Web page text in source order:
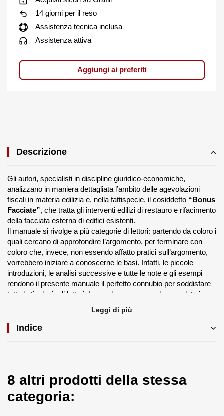
14 giorni per il reso
Assistenza tecnica inclusa
Assistenza attiva
Aggiungi ai preferiti
Descrizione
Gli autori, specialisti in discipline giuridico-economiche,
analizzano in maniera dettagliata l’ambito delle agevolazioni
fiscali in materia edilizia e, nella fattispecie, il cosiddetto “Bonus
Facciate”, che tratta gli interventi edilizi di restauro e rifacimento
della facciata esterna di edifici esistenti.
Il manuale si rivolge a più categorie di lettori: partendo da coloro i
quali cercano di approfondire l’argomento, per terminare con
coloro che, invece, non essendo affatto pratici sull’argomento,
vorrebbero iniziare a conoscerne le basi. Infatti, le piccole
introduzioni, le analisi successive e tutte le note e gli esempi
rendono il presente manuale il perfetto connubio per soddisfare
tutte le tipologie di lettori. Lo rendono un manuale completo in
il dettaglio circa i soggetti beneficiari delle agevolazioni
Riscritto in prospettiva delle nuove disposizioni normative
adottate a seguito dell’emergenza da Covid-19, risulta essere
uno tra i manuali più aggiornati in commercio; difatti, risultano
Leggi di più
Indice
8 altri prodotti della stessa
categoria: